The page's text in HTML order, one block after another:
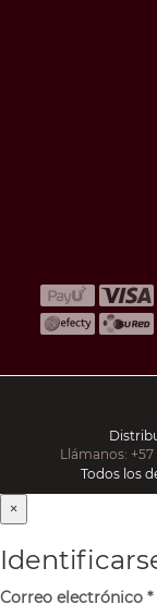
Llámanos: +57
Todos los
×
Correo electrónico *